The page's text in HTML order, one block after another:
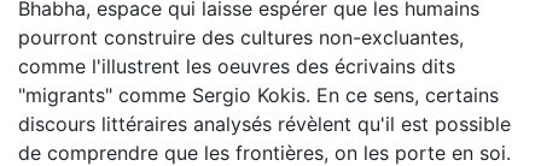
Bhabha, espace qui laisse espérer que les humains
pourront construire des cultures non-excluantes,
comme l'illustrent les oeuvres des écrivains dits
"migrants" comme Sergio Kokis. En ce sens, certains
discours littéraires analysés révèlent qu'il est possible
de comprendre que les frontières, on les porte en soi.